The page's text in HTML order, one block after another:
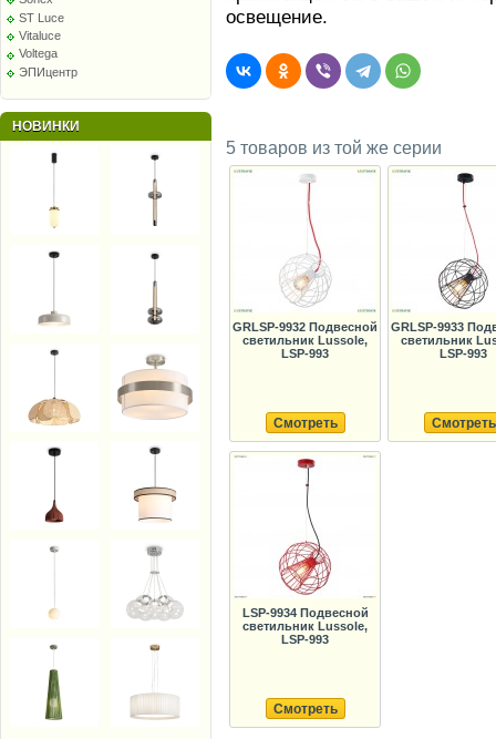
ST Luce
Vitaluce
Voltega
ЭПИцентр
НОВИНКИ
освещение.
5 товаров из той же серии
GRLSP-9932 Подвесной
светильник Lussole,
LSP-993
Смотреть
GRLSP-9933
светильник
LSP-993
Смотреть
LSP-9934 Подвесной
светильник Lussole,
LSP-993
Смотреть